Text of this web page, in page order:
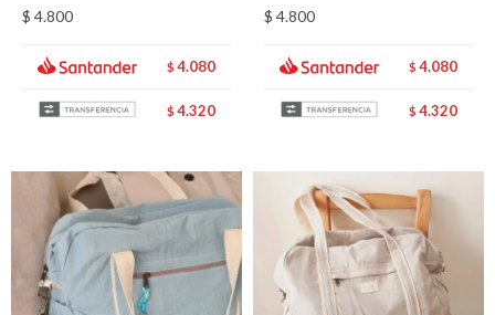
$ 4.800
$ 4.080
$ 4.320
$ 4.800
$ 4.080
$ 4.320